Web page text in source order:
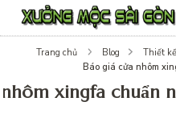
Trang chủ Blog Thiết kế
Báo giá cửa nhôm
xingfa chuẩn